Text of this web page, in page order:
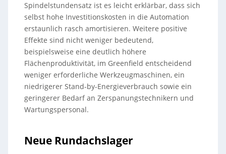
Spindelstundensatz ist es leicht erklärbar, dass sich
selbst hohe Investitionskosten in die Automation
erstaunlich rasch amortisieren. Weitere positive
Effekte sind nicht weniger bedeutend,
beispielsweise eine deutlich höhere
Flächenproduktivität, im Greenfield entscheidend
weniger erforderliche Werkzeugmaschinen, ein
niedrigerer Stand-by-Energieverbrauch sowie ein
geringerer Bedarf an Zerspanungstechnikern und
Wartungspersonal.
Neue Rundachslager